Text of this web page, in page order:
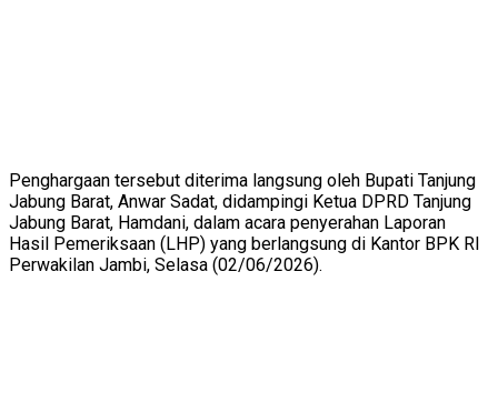
Penghargaan tersebut diterima langsung oleh Bupati Tanjung
Jabung Barat, Anwar Sadat, didampingi Ketua DPRD Tanjung
Jabung Barat, Hamdani, dalam acara penyerahan Laporan
Hasil Pemeriksaan (LHP) yang berlangsung di Kantor BPK RI
Perwakilan Jambi, Selasa (02/06/2026).